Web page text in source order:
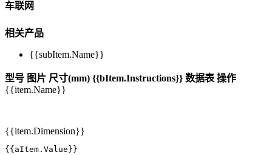
车联网
相关产品
{{subItem.Name}}
型号 图片 尺寸(mm) {{bItem.Instructions}} 数据表 操作
{{item.Name}}
{{item.Dimension}}
{{aItem.Value}}